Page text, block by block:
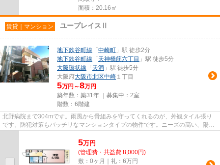
面積：20.16㎡
賃貸｜マンション ユープレイスⅡ
地下鉄谷町線 「 中崎町 」駅 徒歩2分
地下鉄谷町線 「 天神橋筋六丁目 」駅 徒歩5分
大阪環状線 「 天満 」駅 徒歩5分
大阪府大阪市北区中崎 １丁目
5万円～8万円
築年数：築31年 ｜募集中： 2室
階数：6階建
北野病院まで304mです。雨風から骨組みを守ってくれるのが、外観タイル張り
です。防犯対策もバッチリなマンションタイプの物件です。ニーズの高い、陽当
5万円
(管理費・共益費 8,000円)
敷：0ヶ月｜礼：6万円